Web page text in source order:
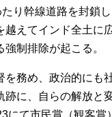
り幹線道路を封鎖
えてインド全土に
制排除が起こる。
務め、政治的にも
に、自らの解放と